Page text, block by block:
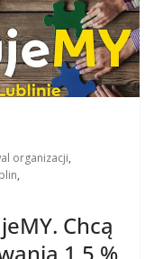
organizacji,
,
Chcą
1,5 %